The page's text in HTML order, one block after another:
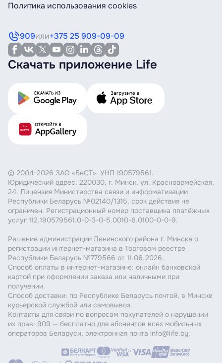
Политика использования cookies
909или+375 25 909-09-09
Скачать приложение Life
© 2004-2026 ЗАО «БеСТ». УНП 190579561.
Юридический адрес: 220030, г. Минск, ул. Красноармейская,
24. Лицензия Министерства связи и информатизации
Республики Беларусь №02140/1315, срок действия не
ограничен. Регистрационный номер поставщика платёжных
услуг 112.190579561.0-0-3-0-5.0010-6.0100-0-0-9.
Решение администрации Ленинского района г. Минска о
регистрации интернет-магазина в Торговом реестре
Республики Беларусь №779566 от 11.06.2026.
Способ оплаты в интернет-магазине: онлайн банковской
картой при оформлении заказа или наличными при
получении.
Способ доставки: по Республике Беларусь почтой, в Минске
курьерской службой или самовывоз.
Контакты для связи по вопросам покупателей о нарушении
их прав: 909 — бесплатно для абонентов всех мобильных
операторов Беларуси; электронная почта info@life.by.